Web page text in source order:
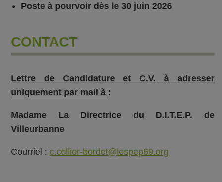
Poste à pourvoir dès le 30 juin 2026
CONTACT
Lettre de Candidature et C.V. à adresser
uniquement par mail à :
Madame La Directrice du D.I.T.E.P. de
Villeurbanne
Courriel : c.collier-bordet@lespep69.org